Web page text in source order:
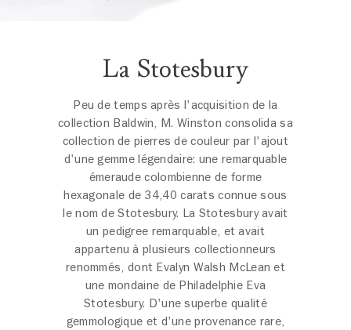
La Stotesbury
Peu de temps après l'acquisition de la
collection Baldwin, M. Winston consolida sa
collection de pierres de couleur par l'ajout
d'une gemme légendaire: une remarquable
émeraude colombienne de forme
hexagonale de 34,40 carats connue sous
le nom de Stotesbury. La Stotesbury avait
un pedigree remarquable, et avait
appartenu à plusieurs collectionneurs
renommés, dont Evalyn Walsh McLean et
une mondaine de Philadelphie Eva
Stotesbury. D'une superbe qualité
gemmologique et d'une provenance rare,